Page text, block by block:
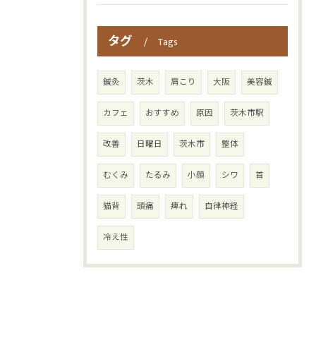
タグ Tags
鍼灸 茨木 肩こり 大阪 美容鍼
カフェ おすすめ 原因 茨木市駅
改善 日曜日 茨木市 整体
むくみ たるみ 小顔 シワ 首
猫背 頭痛 痺れ 自律神経
冷え性